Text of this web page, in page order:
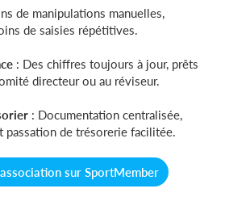
de manipulations manuelles,
de saisies répétitives.
: Des chiffres toujours à jour, prêts
directeur ou au réviseur.
: Documentation centralisée,
passation de trésorerie facilitée.
sur SportMember